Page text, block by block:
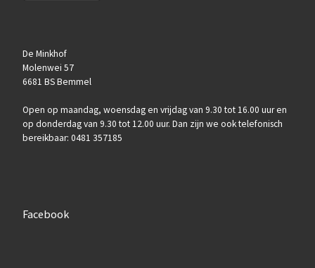
De Minkhof
Molenwei 57
6681 BS Bemmel
Open op maandag, woensdag en vrijdag van 9.30 tot 16.00 uur en
op donderdag van 9.30 tot 12.00 uur. Dan zijn we ook telefonisch
bereikbaar: 0481 357185
Facebook